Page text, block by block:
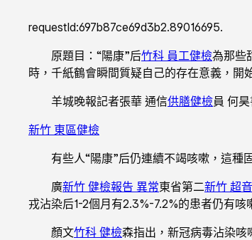
requestId:697b87ce69d3b2.89016695.
原題目：“陽康”后竹科 員工健檢為那些
時，千紙鶴會瞬間質疑自己的存在意義，開
羊城晚報記者張華 通信供膳健檢員 何
新竹 東區健檢
有些人“陽康”后仍連續不竭咳嗽，這種
廣新竹 健檢報告 異常東省第二新竹 超
戎沾染后1-2個月有2.3%-7.2%的患者仍有咳
顏文竹科 健檢森指出，新冠病毒沾染